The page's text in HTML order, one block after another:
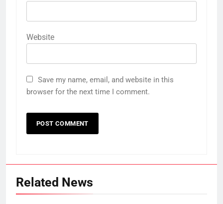
Website
Save my name, email, and website in this
browser for the next time I comment.
Related News